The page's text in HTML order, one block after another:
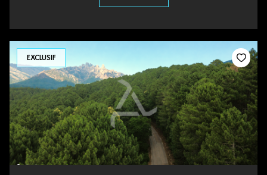
EXCLUSIF